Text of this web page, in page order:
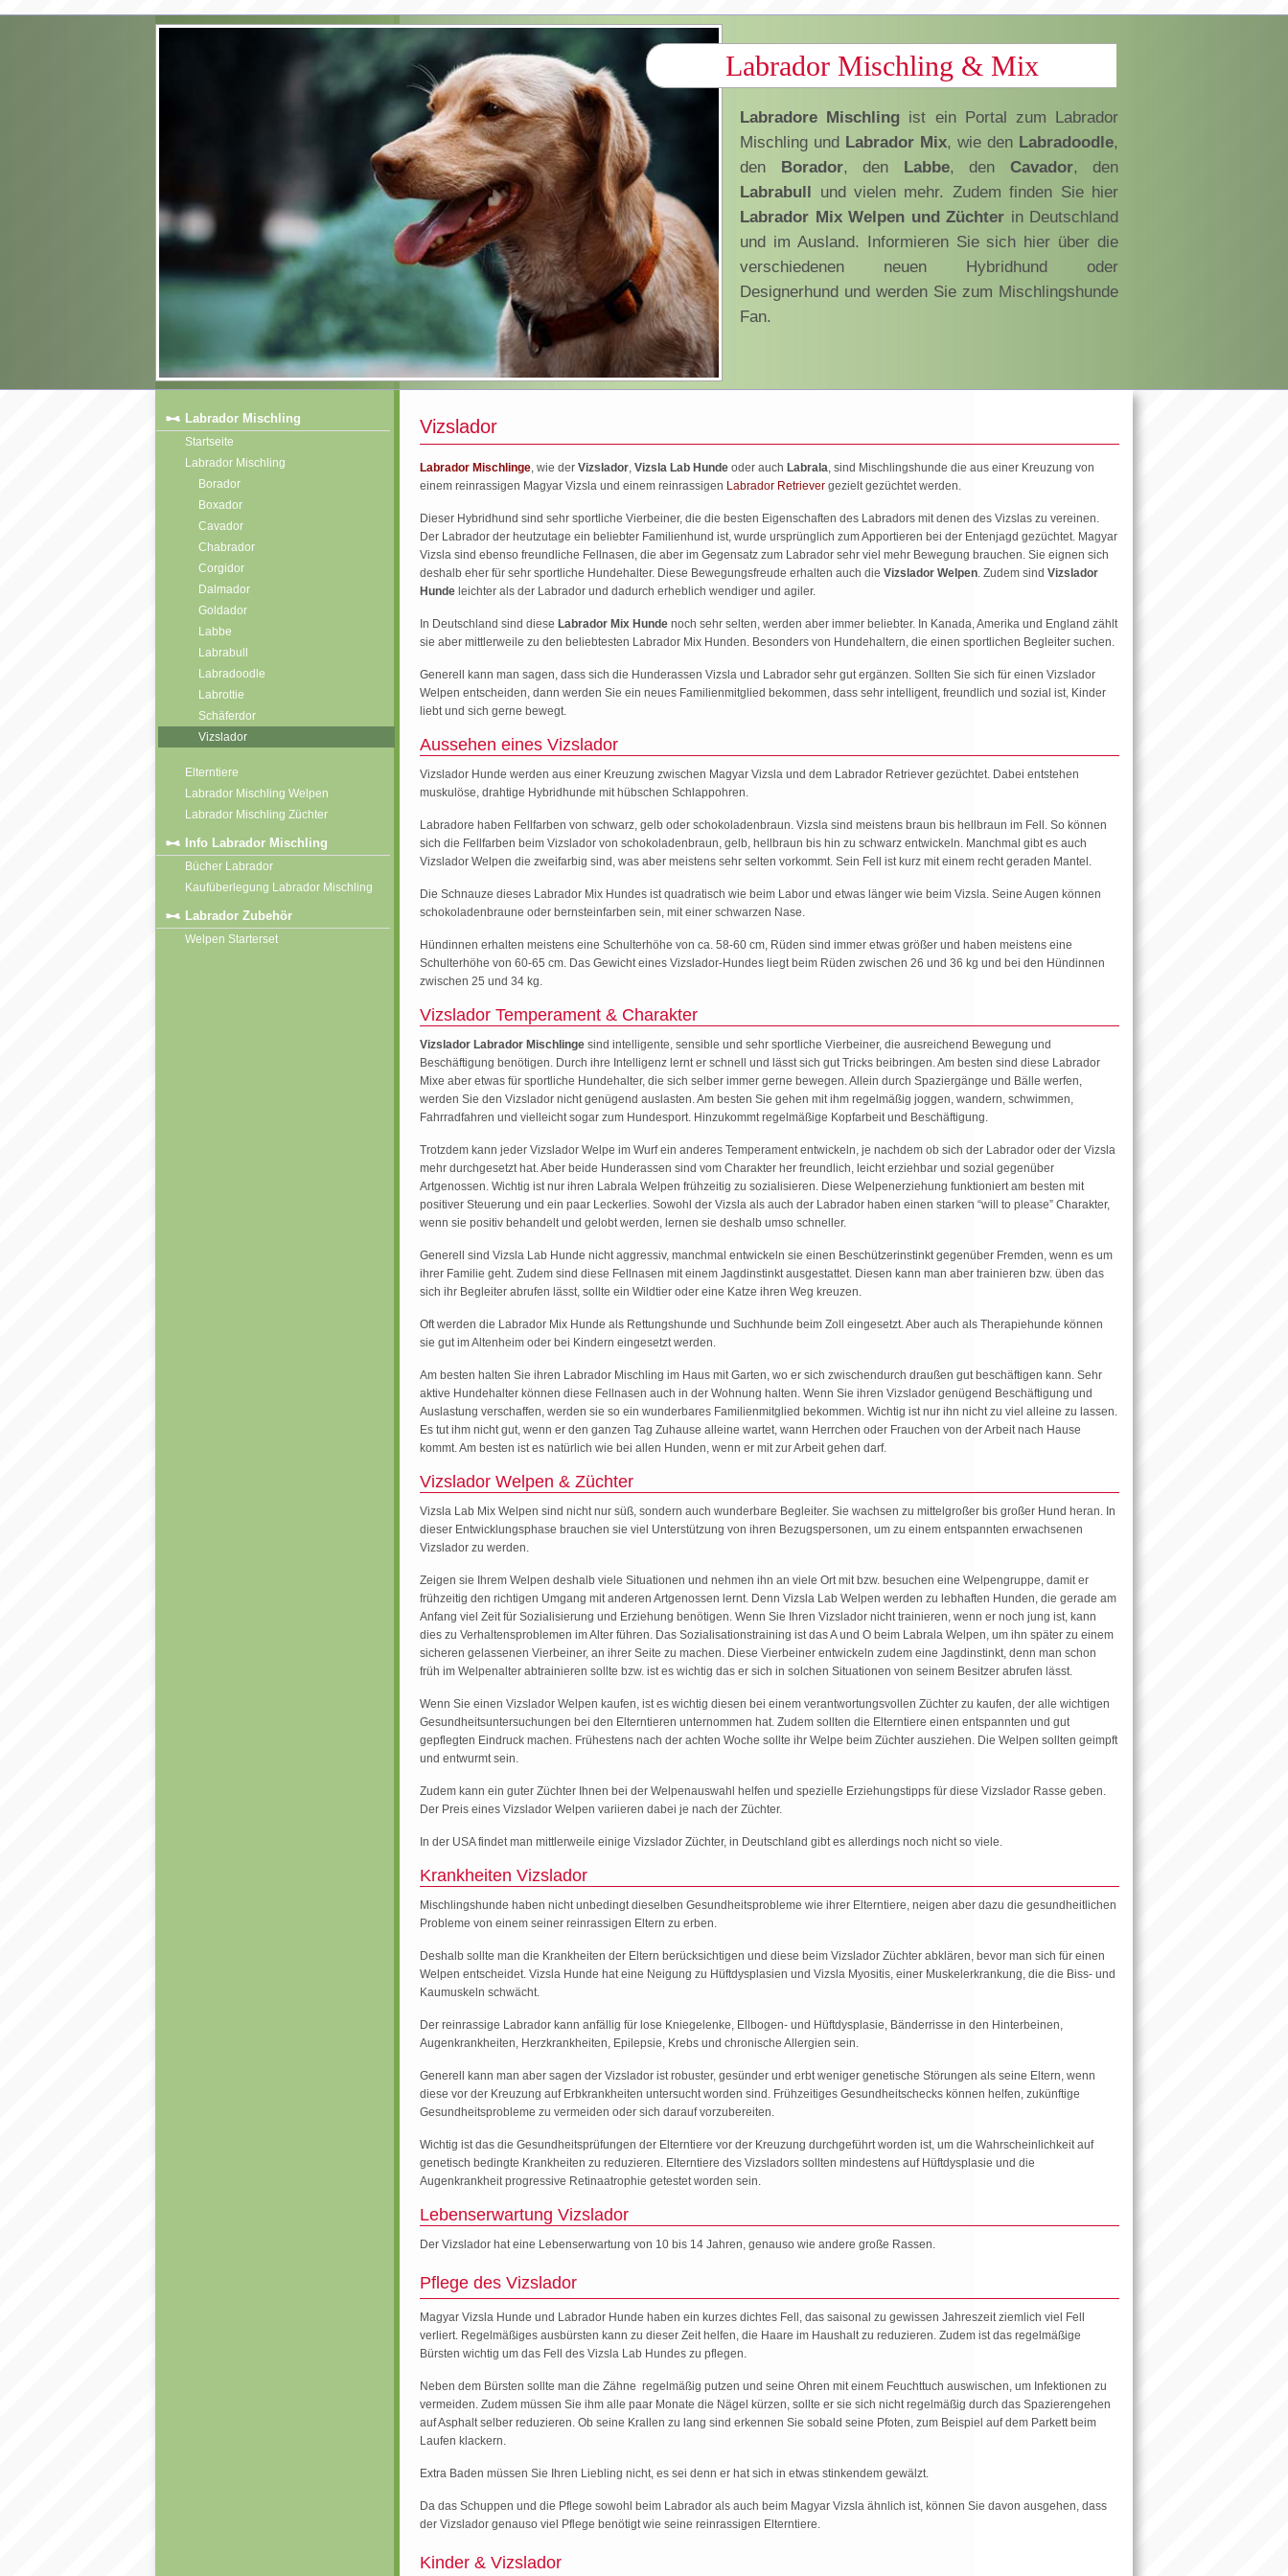
Labradore Mischling ist ein Portal zum Labrador
Mischling und Labrador Mix, wie den Labradoodle,
den Borador, den Labbe, den Cavador, den
Labrabull und vielen mehr. Zudem finden Sie hier
Labrador Mix Welpen und Züchter in Deutschland
und im Ausland. Informieren Sie sich hier über die
verschiedenen neuen Hybridhund oder
Designerhund und werden Sie zum Mischlingshunde
Fan.
Labrador Mischling & Mix
Vizslador
Labrador Mischlinge, wie der Vizslador, Vizsla Lab Hundeoder auch Labrala, sind Mischlingshunde die aus einer Kreuzung von
einem reinrassigen Magyar Vizsla und einem reinrassigen Labrador Retrievergezielt gezüchtet werden.
Dieser Hybridhund sind sehr sportliche Vierbeiner, die die besten Eigenschaften des Labradors mit denen des Vizslas zu vereinen.
Der Labrador der heutzutage ein beliebter Familienhund ist, wurde ursprünglich zum Apportieren bei der Entenjagd gezüchtet. Magyar
Vizsla sind ebenso freundliche Fellnasen, die aber im Gegensatz zum Labrador sehr viel mehr Bewegung brauchen. Sie eignen sich
deshalb eher für sehr sportliche Hundehalter. Diese Bewegungsfreude erhalten auch die Vizslador Welpen. Zudem sind Vizslador
Hundeleichter als der Labrador und dadurch erheblich wendiger und agiler.
In Deutschland sind diese Labrador Mix Hundenoch sehr selten, werden aber immer beliebter. In Kanada, Amerika und England zählt
sie aber mittlerweile zu den beliebtesten Labrador Mix Hunden. Besonders von Hundehaltern, die einen sportlichen Begleiter suchen.
Generell kann man sagen, dass sich die Hunderassen Vizsla und Labrador sehr gut ergänzen. Sollten Sie sich für einen Vizslador
Welpen entscheiden, dann werden Sie ein neues Familienmitglied bekommen, dass sehr intelligent, freundlich und sozial ist, Kinder
liebt und sich gerne bewegt.
Aussehen eines Vizslador
Vizslador Hunde werden aus einer Kreuzung zwischen Magyar Vizsla und dem Labrador Retriever gezüchtet. Dabei entstehen
muskulöse, drahtige Hybridhunde mit hübschen Schlappohren.
Labradore haben Fellfarben von schwarz, gelb oder schokoladenbraun. Vizsla sind meistens braun bis hellbraun im Fell. So können
sich die Fellfarben beim Vizslador von schokoladenbraun, gelb, hellbraun bis hin zu schwarz entwickeln. Manchmal gibt es auch
Vizslador Welpen die zweifarbig sind, was aber meistens sehr selten vorkommt. Sein Fell ist kurz mit einem recht geraden Mantel.
Die Schnauze dieses Labrador Mix Hundes ist quadratisch wie beim Labor und etwas länger wie beim Vizsla. Seine Augen können
schokoladenbraune oder bernsteinfarben sein, mit einer schwarzen Nase.
Hündinnen erhalten meistens eine Schulterhöhe von ca. 58-60 cm, Rüden sind immer etwas größer und haben meistens eine
Schulterhöhe von 60-65 cm. Das Gewicht eines Vizslador-Hundes liegt beim Rüden zwischen 26 und 36 kg und bei den Hündinnen
zwischen 25 und 34 kg.
Vizslador Temperament & Charakter
Vizslador Labrador Mischlingesind intelligente, sensible und sehr sportliche Vierbeiner, die ausreichend Bewegung und
Beschäftigung benötigen. Durch ihre Intelligenz lernt er schnell und lässt sich gut Tricks beibringen. Am besten sind diese Labrador
Mixe aber etwas für sportliche Hundehalter, die sich selber immer gerne bewegen. Allein durch Spaziergänge und Bälle werfen,
werden Sie den Vizslador nicht genügend auslasten. Am besten Sie gehen mit ihm regelmäßig joggen, wandern, schwimmen,
Fahrradfahren und vielleicht sogar zum Hundesport. Hinzukommt regelmäßige Kopfarbeit und Beschäftigung.
Trotzdem kann jeder Vizslador Welpe im Wurf ein anderes Temperament entwickeln, je nachdem ob sich der Labrador oder der Vizsla
mehr durchgesetzt hat. Aber beide Hunderassen sind vom Charakter her freundlich, leicht erziehbar und sozial gegenüber
Artgenossen. Wichtig ist nur ihren Labrala Welpen frühzeitig zu sozialisieren. Diese Welpenerziehung funktioniert am besten mit
positiver Steuerung und ein paar Leckerlies. Sowohl der Vizsla als auch der Labrador haben einen starken “will to please” Charakter,
wenn sie positiv behandelt und gelobt werden, lernen sie deshalb umso schneller.
Generell sind Vizsla Lab Hunde nicht aggressiv, manchmal entwickeln sie einen Beschützerinstinkt gegenüber Fremden, wenn es um
ihrer Familie geht. Zudem sind diese Fellnasen mit einem Jagdinstinkt ausgestattet. Diesen kann man aber trainieren bzw. üben das
sich ihr Begleiter abrufen lässt, sollte ein Wildtier oder eine Katze ihren Weg kreuzen.
Oft werden die Labrador Mix Hunde als Rettungshunde und Suchhunde beim Zoll eingesetzt. Aber auch als Therapiehunde können
sie gut im Altenheim oder bei Kindern eingesetzt werden.
Am besten halten Sie ihren Labrador Mischling im Haus mit Garten, wo er sich zwischendurch draußen gut beschäftigen kann. Sehr
aktive Hundehalter können diese Fellnasen auch in der Wohnung halten. Wenn Sie ihren Vizslador genügend Beschäftigung und
Auslastung verschaffen, werden sie so ein wunderbares Familienmitglied bekommen. Wichtig ist nur ihn nicht zu viel alleine zu lassen.
Es tut ihm nicht gut, wenn er den ganzen Tag Zuhause alleine wartet, wann Herrchen oder Frauchen von der Arbeit nach Hause
kommt. Am besten ist es natürlich wie bei allen Hunden, wenn er mit zur Arbeit gehen darf.
Vizslador Welpen & Züchter
Vizsla Lab Mix Welpen sind nicht nur süß, sondern auch wunderbare Begleiter. Sie wachsen zu mittelgroßer bis großer Hund heran. In
dieser Entwicklungsphase brauchen sie viel Unterstützung von ihren Bezugspersonen, um zu einem entspannten erwachsenen
Vizslador zu werden.
Zeigen sie Ihrem Welpen deshalb viele Situationen und nehmen ihn an viele Ort mit bzw. besuchen eine Welpengruppe, damit er
frühzeitig den richtigen Umgang mit anderen Artgenossen lernt. Denn Vizsla Lab Welpen werden zu lebhaften Hunden, die gerade am
Anfang viel Zeit für Sozialisierung und Erziehung benötigen. Wenn Sie Ihren Vizslador nicht trainieren, wenn er noch jung ist, kann
dies zu Verhaltensproblemen im Alter führen. Das Sozialisationstraining ist das A und O beim Labrala Welpen, um ihn später zu einem
sicheren gelassenen Vierbeiner, an ihrer Seite zu machen. Diese Vierbeiner entwickeln zudem eine Jagdinstinkt, denn man schon
früh im Welpenalter abtrainieren sollte bzw. ist es wichtig das er sich in solchen Situationen von seinem Besitzer abrufen lässt.
Wenn Sie einen Vizslador Welpen kaufen, ist es wichtig diesen bei einem verantwortungsvollen Züchter zu kaufen, der alle wichtigen
Gesundheitsuntersuchungen bei den Elterntieren unternommen hat. Zudem sollten die Elterntiere einen entspannten und gut
gepflegten Eindruck machen. Frühestens nach der achten Woche sollte ihr Welpe beim Züchter ausziehen. Die Welpen sollten geimpft
und entwurmt sein.
Zudem kann ein guter Züchter Ihnen bei der Welpenauswahl helfen und spezielle Erziehungstipps für diese Vizslador Rasse geben.
Der Preis eines Vizslador Welpen variieren dabei je nach der Züchter.
In der USA findet man mittlerweile einige Vizslador Züchter, in Deutschland gibt es allerdings noch nicht so viele.
Krankheiten Vizslador
Mischlingshunde haben nicht unbedingt dieselben Gesundheitsprobleme wie ihrer Elterntiere, neigen aber dazu die gesundheitlichen
Probleme von einem seiner reinrassigen Eltern zu erben.
Deshalb sollte man die Krankheiten der Eltern berücksichtigen und diese beim Vizslador Züchter abklären, bevor man sich für einen
Welpen entscheidet. Vizsla Hunde hat eine Neigung zu Hüftdysplasien und Vizsla Myositis, einer Muskelerkrankung, die die Biss- und
Kaumuskeln schwächt.
Der reinrassige Labrador kann anfällig für lose Kniegelenke, Ellbogen- und Hüftdysplasie, Bänderrisse in den Hinterbeinen,
Augenkrankheiten, Herzkrankheiten, Epilepsie, Krebs und chronische Allergien sein.
Generell kann man aber sagen der Vizslador ist robuster, gesünder und erbt weniger genetische Störungen als seine Eltern, wenn
diese vor der Kreuzung auf Erbkrankheiten untersucht worden sind. Frühzeitiges Gesundheitschecks können helfen, zukünftige
Gesundheitsprobleme zu vermeiden oder sich darauf vorzubereiten.
Wichtig ist das die Gesundheitsprüfungen der Elterntiere vor der Kreuzung durchgeführt worden ist, um die Wahrscheinlichkeit auf
genetisch bedingte Krankheiten zu reduzieren. Elterntiere des Vizsladors sollten mindestens auf Hüftdysplasie und die
Augenkrankheit progressive Retinaatrophie getestet worden sein.
Lebenserwartung Vizslador
Der Vizslador hat eine Lebenserwartung von 10 bis 14 Jahren, genauso wie andere große Rassen.
Pflege des Vizslador
Magyar Vizsla Hunde und Labrador Hunde haben ein kurzes dichtes Fell, das saisonal zu gewissen Jahreszeit ziemlich viel Fell
verliert. Regelmäßiges ausbürsten kann zu dieser Zeit helfen, die Haare im Haushalt zu reduzieren. Zudem ist das regelmäßige
Bürsten wichtig um das Fell des Vizsla Lab Hundes zu pflegen.
Neben dem Bürsten sollte man die Zähne regelmäßig putzen und seine Ohren mit einem Feuchttuch auswischen, um Infektionen zu
vermeiden. Zudem müssen Sie ihm alle paar Monate die Nägel kürzen, sollte er sie sich nicht regelmäßig durch das Spazierengehen
auf Asphalt selber reduzieren. Ob seine Krallen zu lang sind erkennen Sie sobald seine Pfoten, zum Beispiel auf dem Parkett beim
Laufen klackern.
Extra Baden müssen Sie Ihren Liebling nicht, es sei denn er hat sich in etwas stinkendem gewälzt.
Da das Schuppen und die Pflege sowohl beim Labrador als auch beim Magyar Vizsla ähnlich ist, können Sie davon ausgehen, dass
der Vizslador genauso viel Pflege benötigt wie seine reinrassigen Elterntiere.
Kinder & Vizslador
Labrador Mischling
Startseite
Labrador Mischling
Borador
Boxador
Cavador
Chabrador
Corgidor
Dalmador
Goldador
Labbe
Labrabull
Labradoodle
Labrottie
Schäferdor
Vizslador
Elterntiere
Labrador Mischling Welpen
Labrador Mischling Züchter
Info Labrador Mischling
Bücher Labrador
Kaufüberlegung Labrador Mischling
Labrador Zubehör
Welpen Starterset